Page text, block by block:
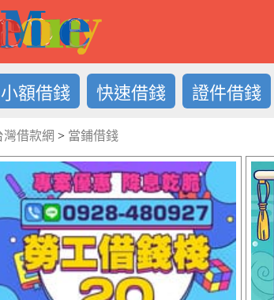
小額借錢 快速借錢 證件借錢
灣借款網 > 當鋪借錢